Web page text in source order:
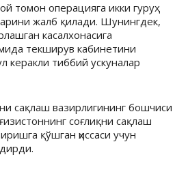
томон операцияга икки гуруҳ
жалб қилади. Шунингдек,
касалхонасига
текширув кабинетини
керакли тиббий ускуналар
сақлаш вазирлигининг бошчиси
соғлиқни сақлаш
қўшган ҳиссаси учун